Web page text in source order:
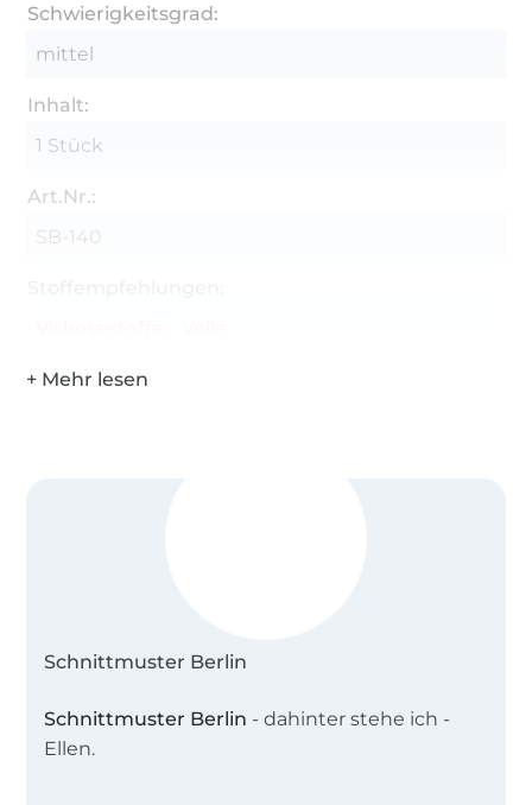
Schwierigkeitsgrad:
mittel
Inhalt:
1 Stück
Art.Nr.:
SB-140
Schnittmuster Berlin
Schnittmuster Berlin - dahinter stehe ich -
Ellen.